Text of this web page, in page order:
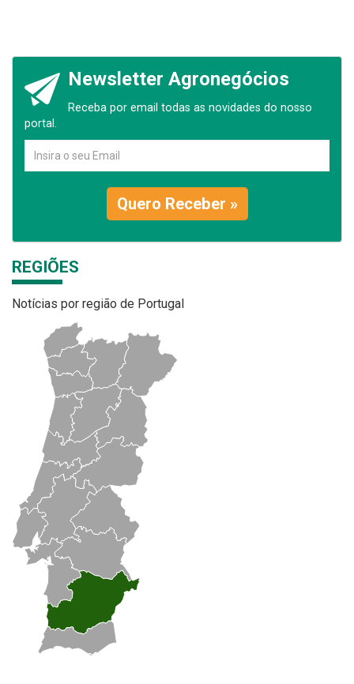
Newsletter Agronegócios
Receba por email todas as novidades do nosso
portal.
Quero Receber »
REGIÕES
Notícias por região de Portugal